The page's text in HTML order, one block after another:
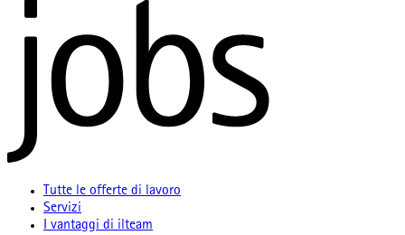
Tutte le offerte di lavoro
Servizi
I vantaggi di ilteam